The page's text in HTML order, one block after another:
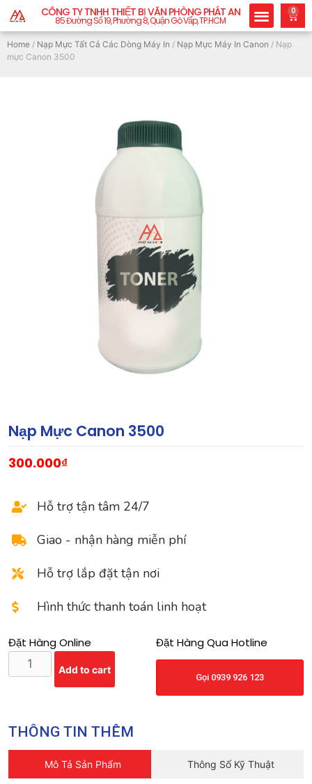
CÔNG TY TNHH THIẾT BỊ VĂN PHÒNG PHÁT AN
85 Đường Số 19, Phường 8, Quận Gò Vấp, TP.HCM
0
Home / Nạp Mực Tất Cả Các Dòng Máy In / Nạp Mực Máy In Canon / Nạp
mực Canon 3500
Nạp Mực Canon 3500
300.000₫
Hỗ trợ tận tâm 24/7
Giao - nhận hàng miễn phí
Hỗ trợ lắp đặt tận nơi
Hình thức thanh toán linh hoạt
Đặt Hàng Online Đặt Hàng Qua Hotline
Add to cart
Gọi 0939 926 123
THÔNG TIN THÊM
Mô Tả Sản Phẩm Thông Số Kỹ Thuật